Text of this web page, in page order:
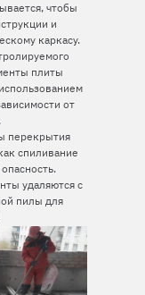
чтобы
и
каркасу.
плиты
от
перекрытия
спиливание
удаляются с
пилы для